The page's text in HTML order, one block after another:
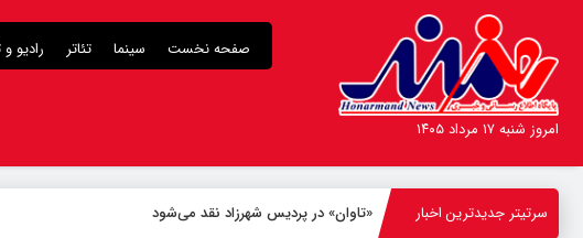
صفحه نخست سینما تئاتر رادیو
امروز شنبه ۱۷ مرداد ۱۴۰۵
سرتیتر جدیدترین اخبار «تاوان» در پردیس شهرزاد نقد می‌شود